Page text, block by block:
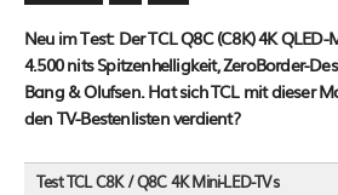
Neu im Test: Der TCL Q8C (C8K) 4K
4.500 nits Spitzenhelligkeit, ZeroBorder-
Bang & Olufsen. Hat sich TCL mit dieser
den TV-Bestenlisten verdient?
Test TCL C8K / Q8C 4K Mini-LED-TVs